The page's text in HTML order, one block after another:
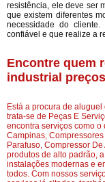
resistência, ele deve ser
que existem diferentes
necessidade do
confiável e que realize a
Encontre quem
industrial
Está a procura de
trata-se de Peças E
encontra serviços como o
Campinas,
Parafuso, Compressor
produtos de alto padrão,
instalações modernas e
todos. Com nossos